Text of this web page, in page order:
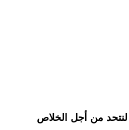
لنتحد من أجل الخلاص